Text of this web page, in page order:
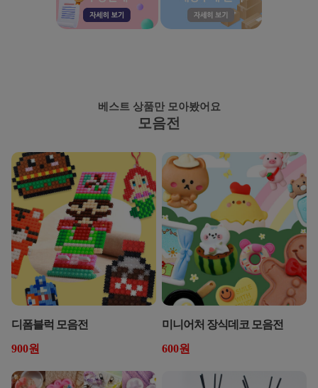
베스트 상품만 모아봤어요
모음전
디폼블럭 모음전
900원
미니어처 장식데코 모음전
600원